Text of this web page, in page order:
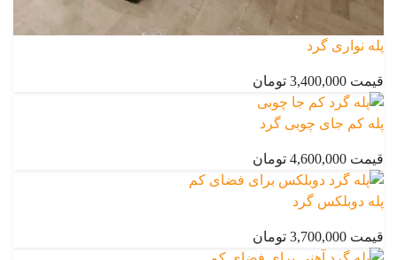
پله نواری گرد
قیمت 3,400,000 تومان
پله کم جای چوبی گرد
قیمت 4,600,000 تومان
پله دوبلکس گرد
قیمت 3,700,000 تومان